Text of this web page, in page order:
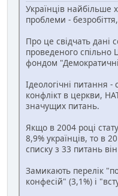
Українців найбільше
проблеми -
Про це свідчать дані
проведеного спільно
фондом "Демократичні
Ідеологічні питання -
конфлікт в церкви,
значущих питань.
Якщо в 2004 році
8,9% українців, то в
списку з 33 питань
Замикають перелік
конфесій" (3,1%) і